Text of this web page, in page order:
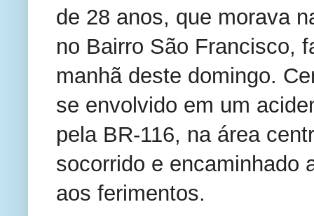
de 28 anos, que morava
no Bairro São Francisco,
manhã deste domingo.
se envolvido em um
pela BR-116, na área
socorrido e encaminhado
aos ferimentos.